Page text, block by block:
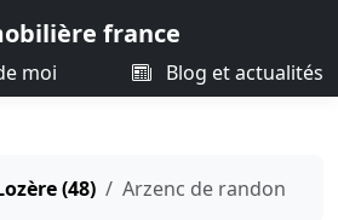
france
moi Blog et actualités
(48) Arzenc de randon